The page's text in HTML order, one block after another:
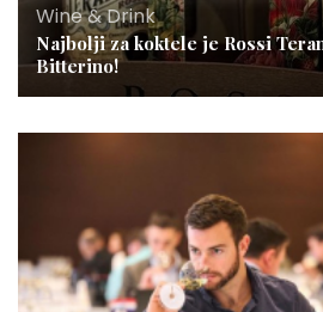
Wine & Drink
Najbolji za koktele je Rossi
Bitterino!